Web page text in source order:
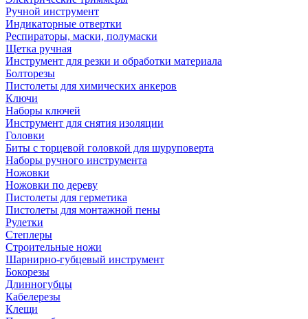
Ручной инструмент
Индикаторные отвертки
Респираторы, маски, полумаски
Щетка ручная
Инструмент для резки и обработки материала
Болторезы
Пистолеты для химических анкеров
Ключи
Наборы ключей
Инструмент для снятия изоляции
Головки
Биты с торцевой головкой для шуруповерта
Наборы ручного инструмента
Ножовки
Ножовки по дереву
Пистолеты для герметика
Пистолеты для монтажной пены
Рулетки
Степлеры
Строительные ножи
Шарнирно-губцевый инструмент
Бокорезы
Длинногубцы
Кабелерезы
Клещи